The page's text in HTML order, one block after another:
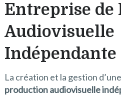
Entreprise de
Audiovisuelle
Indépendante
La création et la gestion d’une
production audiovisuelle